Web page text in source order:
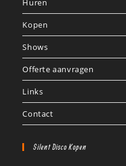
Huren
Kopen
Shows
Offerte aanvragen
Links
Contact
Silent Disco Kopen